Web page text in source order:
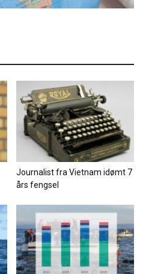
Journalist fra Vietnam idømt 7
års fengsel